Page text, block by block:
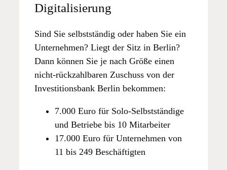
Digitalisierung
Sind Sie selbstständig oder haben Sie ein
Unternehmen? Liegt der Sitz in Berlin?
Dann können Sie je nach Größe einen
nicht-rückzahlbaren Zuschuss von der
Investitionsbank Berlin bekommen:
7.000 Euro für Solo-Selbstständige
und Betriebe bis 10 Mitarbeiter
17.000 Euro für Unternehmen von
11 bis 249 Beschäftigten